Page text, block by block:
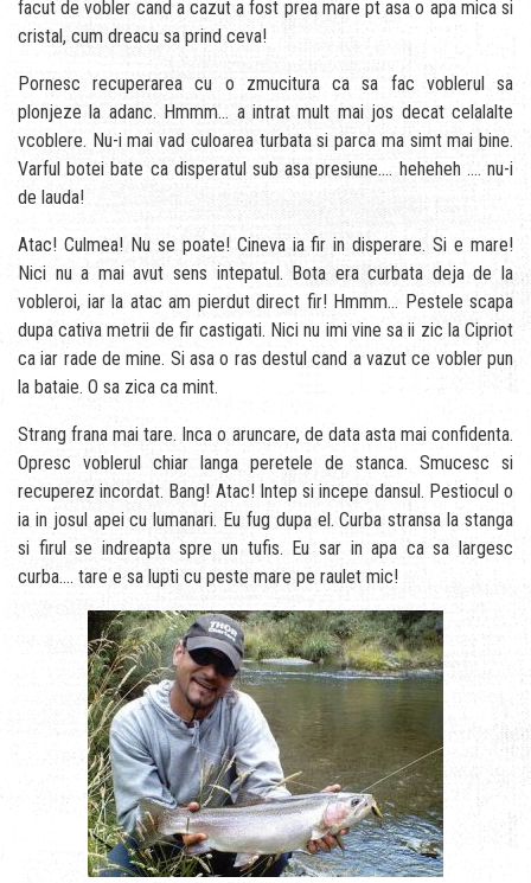
facut de vobler cand a cazut a fost prea mare pt asa o apa mica si
cristal, cum dreacu sa prind ceva!
Pornesc recuperarea cu o zmucitura ca sa fac voblerul sa
plonjeze la adanc. Hmmm… a intrat mult mai jos decat celalalte
vcoblere. Nu-i mai vad culoarea turbata si parca ma simt mai bine.
Varful botei bate ca disperatul sub asa presiune…. heheheh …. nu-i
de lauda!
Atac! Culmea! Nu se poate! Cineva ia fir in disperare. Si e mare!
Nici nu a mai avut sens intepatul. Bota era curbata deja de la
vobleroi, iar la atac am pierdut direct fir! Hmmm… Pestele scapa
dupa cativa metrii de fir castigati. Nici nu imi vine sa ii zic la Cipriot
ca iar rade de mine. Si asa o ras destul cand a vazut ce vobler pun
la bataie. O sa zica ca mint.
Strang frana mai tare. Inca o aruncare, de data asta mai confidenta.
Opresc voblerul chiar langa peretele de stanca. Smucesc si
recuperez incordat. Bang! Atac! Intep si incepe dansul. Pestiocul o
ia in josul apei cu lumanari. Eu fug dupa el. Curba stransa la stanga
si firul se indreapta spre un tufis. Eu sar in apa ca sa largesc
curba…. tare e sa lupti cu peste mare pe raulet mic!